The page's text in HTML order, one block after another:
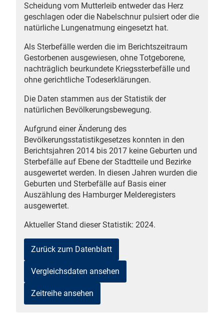
(Mikrozensus)
Scheidung vom Mutterleib entweder das Herz
geschlagen oder die Nabelschnur pulsiert oder die
natürliche Lungenatmung eingesetzt hat.
Als Sterbefälle werden die im Berichtszeitraum
Gestorbenen ausgewiesen, ohne Totgeborene,
nachträglich beurkundete Kriegssterbefälle und
ohne gerichtliche Todeserklärungen.
Die Daten stammen aus der Statistik der
natürlichen Bevölkerungsbewegung.
Aufgrund einer Änderung des
Bevölkerungsstatistikgesetzes konnten in den
Berichtsjahren 2014 bis 2017 keine Geburten und
Sterbefälle auf Ebene der Stadtteile und Bezirke
ausgewertet werden. In diesen Jahren wurden die
Geburten und Sterbefälle auf Basis einer
Auszählung des Hamburger Melderegisters
ausgewertet.
Aktueller Stand dieser Statistik: 2024.
Zurück zum Datenblatt
Vergleichsdaten ansehen
Zeitreihe ansehen